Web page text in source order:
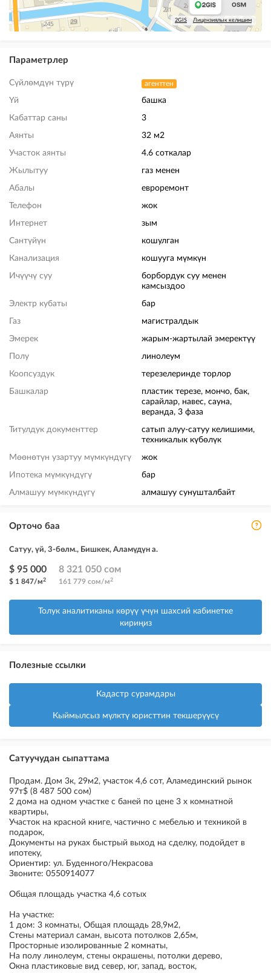
2GIS Лицензиялык келишим
Параметрлер
Сүйлөмдүн түрү агенттен
Үй башка
Кабаттар саны 3
Аянты 32 м2
Участок аянты 4.6 соткалар
Жылытуу газ менен
Абалы евроремонт
Телефон жок
Интернет зым
Сантүйүн кошулган
Канализация кошууга мүмкүн
Ичүүчү суу
борбордук суу менен
камсыздоо
Электр кубаты бар
Газ магистралдык
Эмерек жарым-жартылай эмеректүү
Полу линолеум
Коопсуздук терезелеринде торлор
Башкалар
пластик терезе, мончо, бак,
сарайлар, навес, сауна,
веранда, 3 фаза
Титулдук документтер
сатып алуу-сатуу келишими,
техникалык күбөлүк
Мөөнөтүн узартуу мүмкүндүгү жок
Ипотека мүмкүндүгү бар
Алмашуу мүмкүндүгү алмашуу сунушталбайт
Орточо баа
Сатуу, үй, 3-бөлм., Бишкек, Аламүдүн а.
$ 95 000
$ 1 847/м2
8 321 050 сом
161 779 сом/м2
Толук аналитиканы көрүү үчүн шахсий кабинетке
кириңиз
Полезные ссылки
Кадастр сурамдары
Кыймылсыз мүлктү юристтин текшерүүсү
Сатуучудан сыпаттама
Продам. Дом 3к, 29м2, участок 4,6 сот, Аламединский рынок
97т$ (8 487 500 сом)
2 дома на одном участке с баней по цене 3 х комнатной
квартиры,
Участок на красной книге, частично с мебелью и техникой в
подарок,
Документы на руках быстрый выход на сделку, подойдет в
ипотеку,
Ориентир: ул. Буденного/Некрасова
Звоните: 0550914077
Общая площадь участка 4,6 сотых
На участке:
1 дом: 3 комнаты, Общая площадь 28,9м2,
Стены материал саман, высота потолков 2,65м,
Просторные изолированные 2 комнаты,
На полу линолеум, стены окрашены, потолки дерево,
Окна пластиковые вид север, юг, запад, восток,